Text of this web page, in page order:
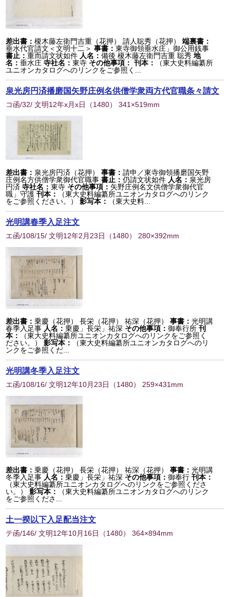
差出書：榎木藤左衛門吉重（花押） 請人聡秀（花押）
端裏書：
垂水代官請文＜文明十二＞ 事書：東寺御領垂水庄」御公用銭事
書止：重而請文状如件 人名：備後 榎木藤左衛門吉重 聡秀 地
名：垂水庄 寺社名：東寺 その他事項： 刊本：
（東大史料編纂所
ユニオンカタログへのリンクをご参照く...
泉光房円済播磨国矢野庄例名供僧学衆両方代官職条々請文
コ函/32/ 文明12年x月x日 （1480） 341×519mm
差出書： 泉光房円済（花押） 事書：請申／東寺御領播磨国矢野
庄例名方供僧学衆御代官職事 書止：仍請文状如件 人名： 泉光房
円済 寺社名：東寺 その他事項： 矢野庄例名文供僧学衆御代官
職」守護 刊本：
（東大史料編纂所ユニオンカタログへのリンク
をご参照ください。）
影写本： （東大史料...
光明講春季入足注文
エ函/108/15/ 文明12年2月23日 （1480） 280×392mm
差出書：乗慶（花押） 長栄（花押） 祐深（花押） 事書：光明講
春季入足事 人名：乗慶」長栄」祐深 その他事項：御奉行所刊
本：
（東大史料編纂所ユニオンカタログへのリンクをご参照く
ださい。）
影写本：
（東大史料編纂所ユニオンカタログへのリ
ンクをご参照くだ...
光明講冬季入足注文
エ函/108/16/ 文明12年10月23日 （1480） 259×431mm
差出書：乗慶（花押） 長栄（花押） 祐深（花押） 事書：光明講
冬季入足事 人名：乗慶」長栄」祐深 その他事項：御奉行刊本：
（東大史料編纂所ユニオンカタログへのリンクをご参照くださ
い。）
影写本：
（東大史料編纂所ユニオンカタログへのリンク
をご参照くださ...
土一揆以下入足配当注文
テ函/146/ 文明12年10月16日 （1480） 364×894mm